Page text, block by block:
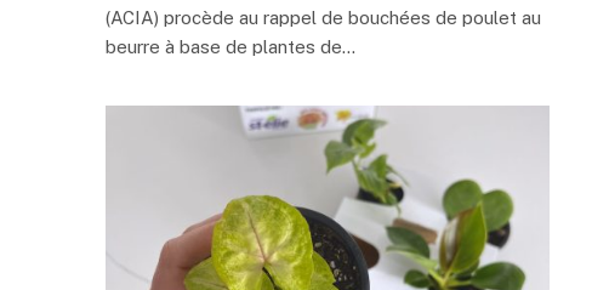
(ACIA) procède au rappel de bouchées de poulet au
beurre à base de plantes de…